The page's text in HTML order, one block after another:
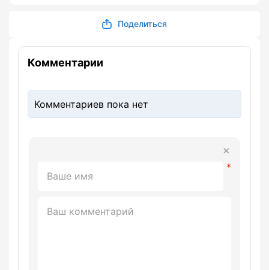
Поделиться
Комментарии
Комментариев пока нет